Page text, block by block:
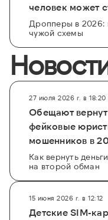
человек может
Дропперы в 2026:
чужой схемы
27 июля 2026 г. в 18:20
Обещают
фейковые
мошенников в
Как вернуть
на второй обман
15 июня 2026 г. в 12:12
Детские SIM-